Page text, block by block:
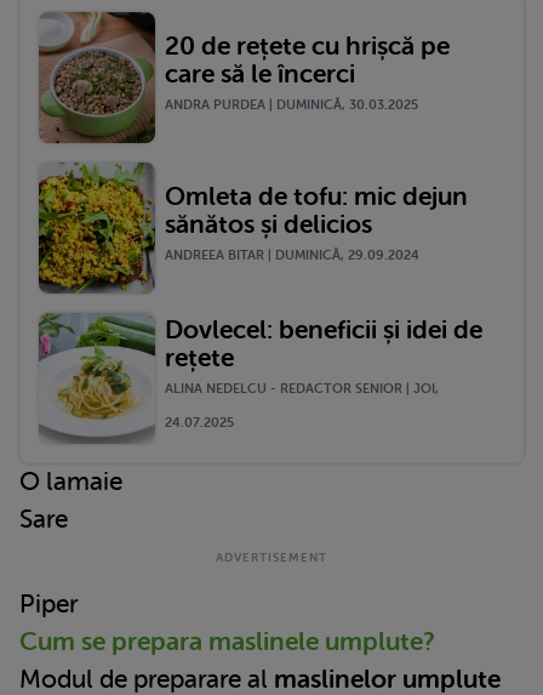
20 de rețete cu hrișcă pe
care să le încerci
ANDRA PURDEA | DUMINICĂ, 30.03.2025
Omleta de tofu: mic dejun
sănătos și delicios
ANDREEA BITAR | DUMINICĂ, 29.09.2024
Dovlecel: beneficii și idei de
rețete
ALINA NEDELCU - REDACTOR SENIOR | JOI,
24.07.2025
O lamaie
Sare
Piper
Cum se prepara maslinele umplute?
Modul de preparare al maslinelor umplute